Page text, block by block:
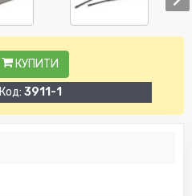
КУПИТИ
Код: 3911-1